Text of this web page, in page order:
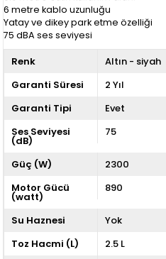
6 metre kablo uzunluğu
Yatay ve dikey park etme özelliği
75 dBA ses seviyesi
Renk
Altın - siyah
Garanti Süresi
2 Yıl
Garanti Tipi
Evet
Ses Seviyesi
(dB)
75
Güç (W)
2300
Motor Gücü
(watt)
890
Su Haznesi
Yok
Toz Hacmi (L)
2.5 L